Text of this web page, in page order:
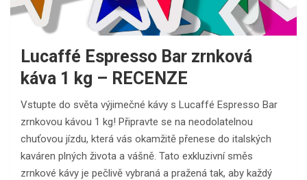
Lucaffé Espresso Bar zrnková
káva 1 kg – RECENZE
Vstupte do světa výjimečné kávy s Lucaffé Espresso Bar
zrnkovou kávou 1 kg! Připravte se na neodolatelnou
chuťovou jízdu, která vás okamžitě přenese do italských
kaváren plných života a vášně. Tato exkluzivní směs
zrnkové kávy je pečlivě vybraná a pražená tak, aby každý